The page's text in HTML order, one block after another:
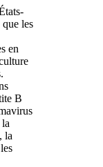
les
en
B
la